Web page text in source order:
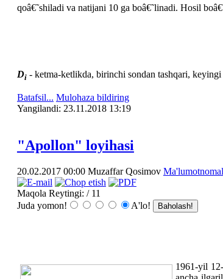
qoâ€˜shiladi va natijani 10 ga boâ€˜linadi. Hosil
Di - ketma-ketlikda, birinchi sondan tashqari,
Batafsil... Mulohaza bildiring
Yangilаndi: 23.11.2018 13:19
"Apollon" loyihasi
20.02.2017 00:00 Muzaffar Qosimov
Maqola Reytingi: / 11
Juda yomon!
A'lo!
1961-yil